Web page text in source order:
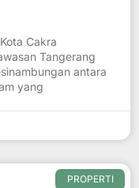
Cakra
Tangerang
antara
yang
PROPERTI